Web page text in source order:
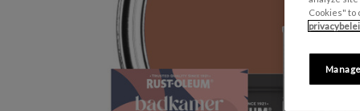
Cookies" to